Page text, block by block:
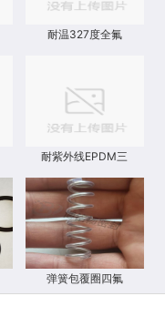
耐温327度全氟
耐紫外线EPDM三
弹簧包覆圈四氟